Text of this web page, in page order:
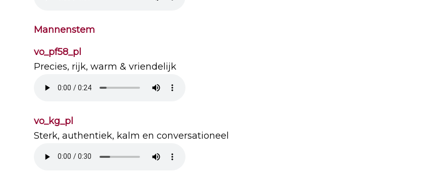
Mannenstem
vo_pf58_pl
Precies, rijk, warm & vriendelijk
vo_kg_pl
Sterk, authentiek, kalm en conversationeel